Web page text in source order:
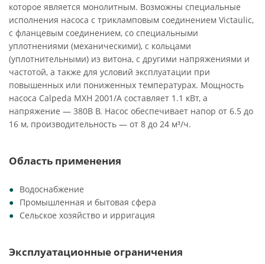
которое является монолитным. Возможны специальные
исполнения насоса с трикламповым соединением Victaulic,
c фланцевым соединением, со специальными
уплотнениями (механическими), с кольцами
(уплотнительными) из витона, с другими напряжениями и
частотой, а также для условий эксплуатации при
повышенных или пониженных температурах. Мощность
насоса Calpeda MXH 2001/A составляет 1.1 кВт, а
напряжение — 380В В. Насос обеспечивает напор от 6.5 до
16 м, производительность — от 8 до 24 м³/ч.
Область применения
Водоснабжение
Промышленная и бытовая сфера
Сельское хозяйство и ирригация
Эксплуатационные ограничения